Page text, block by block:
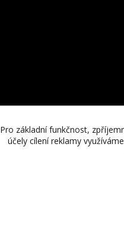
Pro základní funkčnost,
účely cílení reklamy